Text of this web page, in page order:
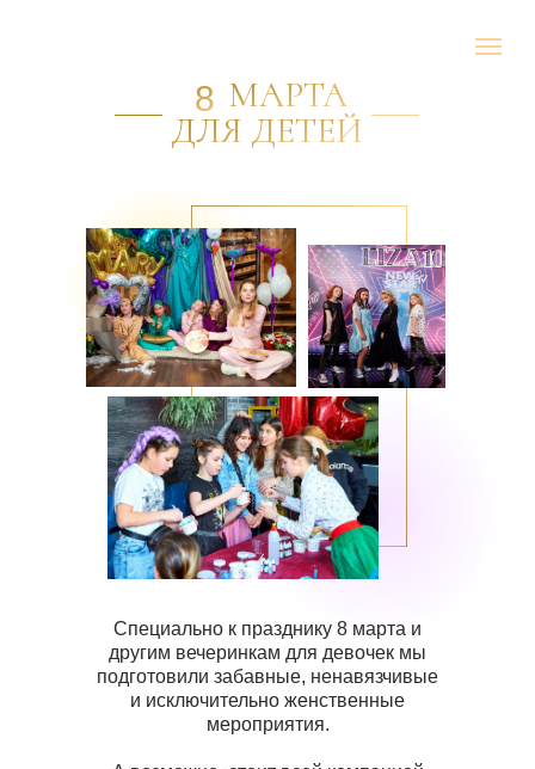
8 МАРТА
ДЛЯ ДЕТЕЙ
Специально к празднику 8 марта и
другим вечеринкам для девочек мы
подготовили забавные, ненавязчивые
и исключительно женственные
мероприятия.